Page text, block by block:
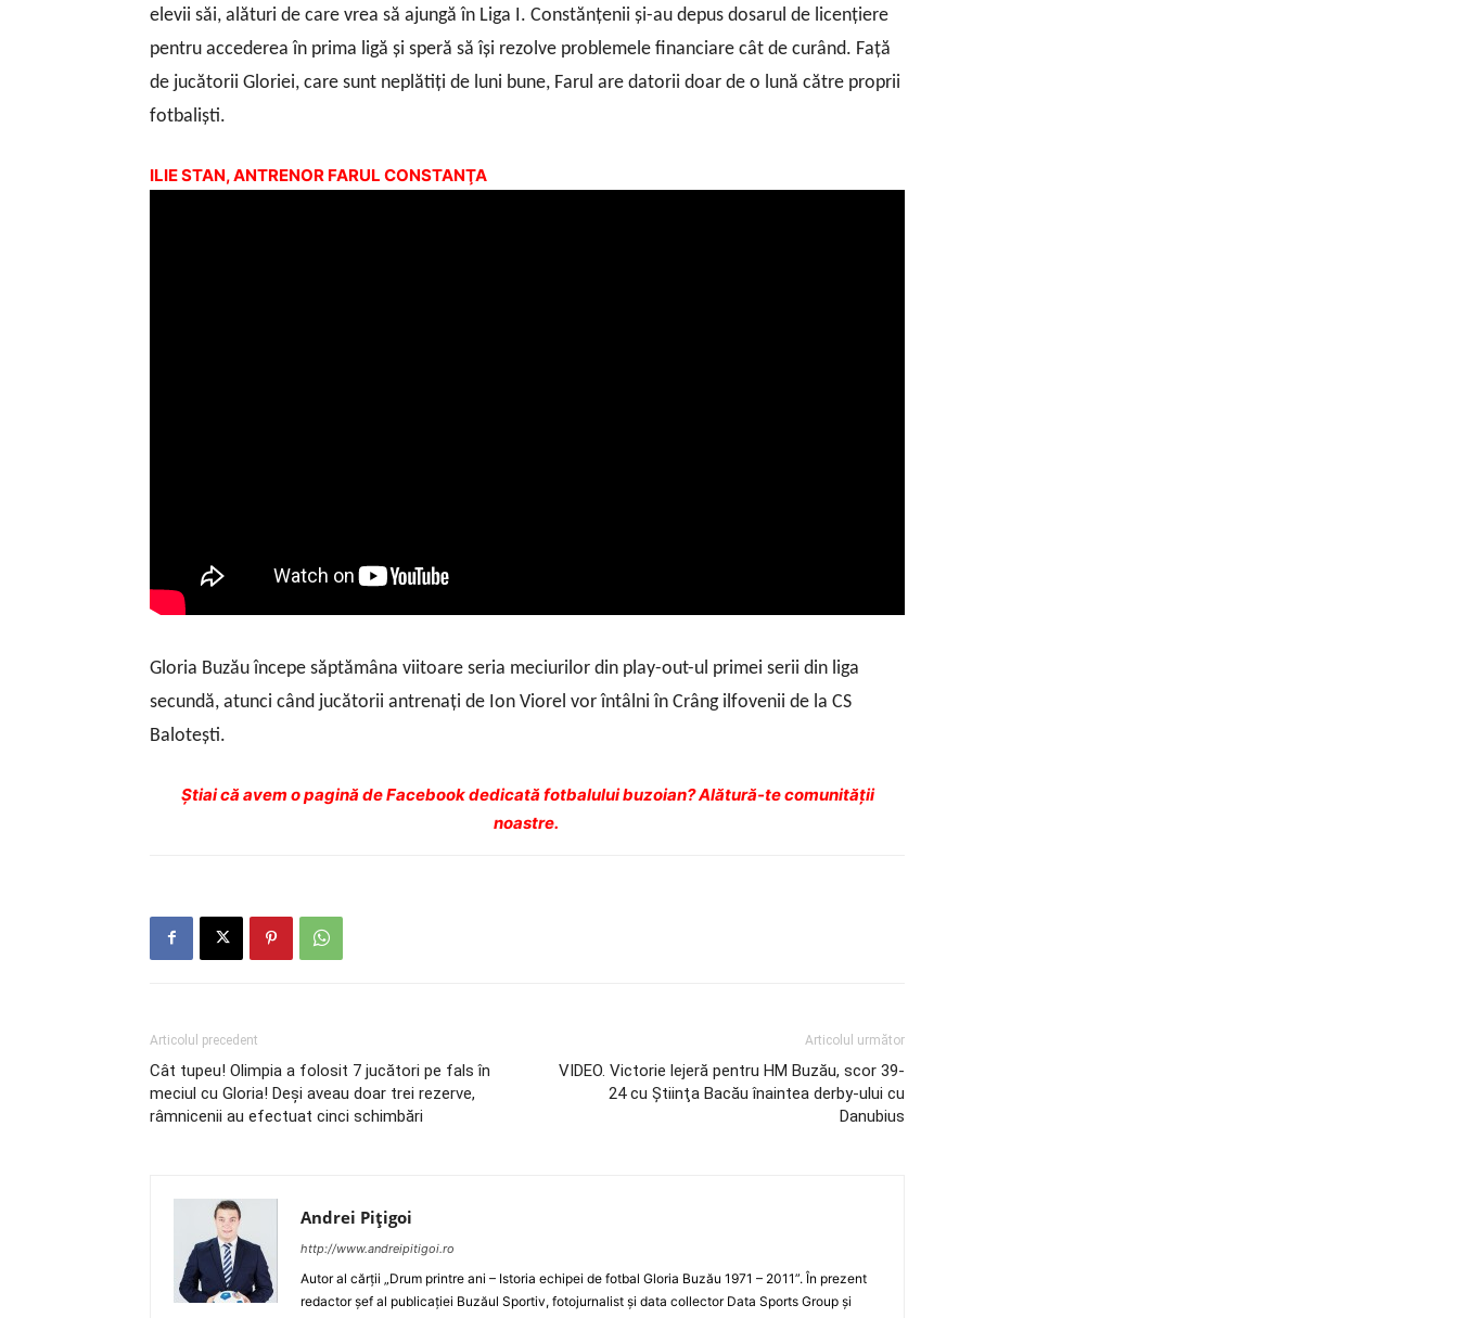
elevii săi, alături de care vrea să ajungă în Liga I. Constănţenii şi-au depus dosarul de licenţiere
pentru accederea în prima ligă şi speră să îşi rezolve problemele financiare cât de curând. Faţă
de jucătorii Gloriei, care sunt neplătiţi de luni bune, Farul are datorii doar de o lună către proprii
fotbalişti.
ILIE STAN, ANTRENOR FARUL CONSTANŢA
Gloria Buzău începe săptămâna viitoare seria meciurilor din play-out-ul primei serii din liga
secundă, atunci când jucătorii antrenaţi de Ion Viorel vor întâlni în Crâng ilfovenii de la CS
Baloteşti.
Ştiai că avem o pagină de Facebook dedicată fotbalului buzoian? Alătură-te comunității
noastre.
Articolul precedent
Cât tupeu! Olimpia a folosit 7 jucători pe fals în
meciul cu Gloria! Deşi aveau doar trei rezerve,
râmnicenii au efectuat cinci schimbări
Articolul următor
VIDEO. Victorie lejeră pentru HM Buzău, scor 39-
24 cu Ştiinţa Bacău înaintea derby-ului cu
Danubius
Andrei Pițigoi
http://www.andreipitigoi.ro
Autor al cărţii „Drum printre ani – Istoria echipei de fotbal Gloria Buzău 1971 – 2011”. În prezent
redactor şef al publicaţiei Buzăul Sportiv, fotojurnalist şi data collector Data Sports Group şi